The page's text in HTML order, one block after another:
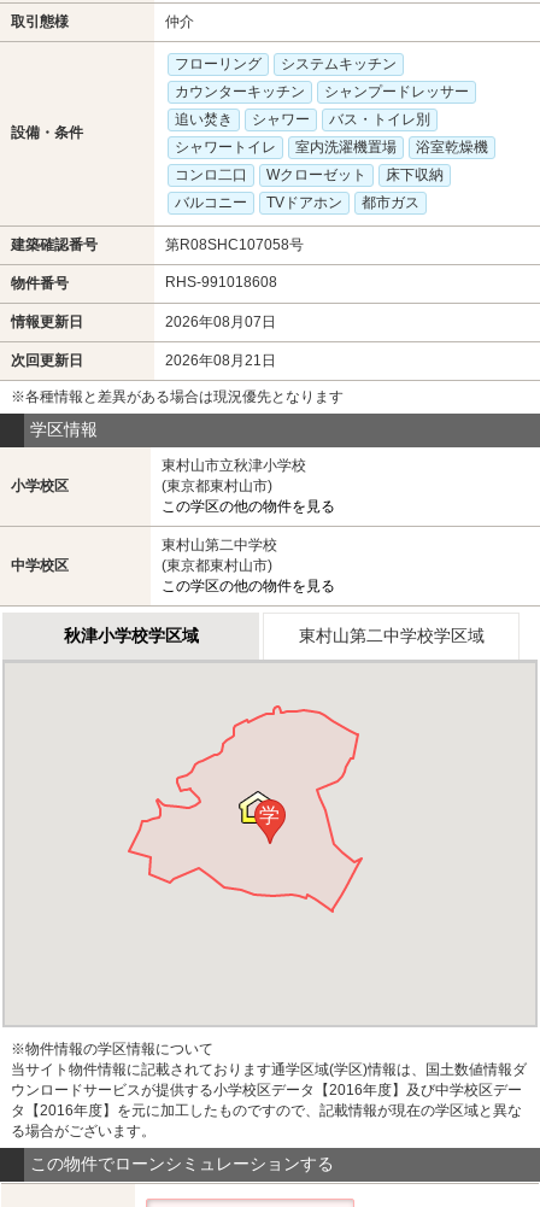
取引態様 仲介
設備・条件
フローリング
システムキッチン
カウンターキッチン
シャンプードレッサー
追い焚き
シャワー
バス・トイレ別
シャワートイレ
室内洗濯機置場
浴室乾燥機
コンロ二口
Wクローゼット
床下収納
バルコニー
TVドアホン 都市ガス
建築確認番号 第R08SHC107058号
物件番号 RHS-991018608
情報更新日 2026年08月07日
次回更新日 2026年08月21日
※各種情報と差異がある場合は現況優先となります
学区情報
小学校区
東村山市立秋津小学校
(東京都東村山市)
この学区の他の物件を見る
中学校区
東村山第二中学校
(東京都東村山市)
この学区の他の物件を見る
秋津小学校学区域 東村山第二中学校学区域
学
※物件情報の学区情報について
当サイト物件情報に記載されております通学区域(学区)情報は、国土数値情報ダ
ウンロードサービスが提供する小学校区データ【2016年度】及び中学校区デー
タ【2016年度】を元に加工したものですので、記載情報が現在の学区域と異な
る場合がございます。
この物件でローンシミュレーションする